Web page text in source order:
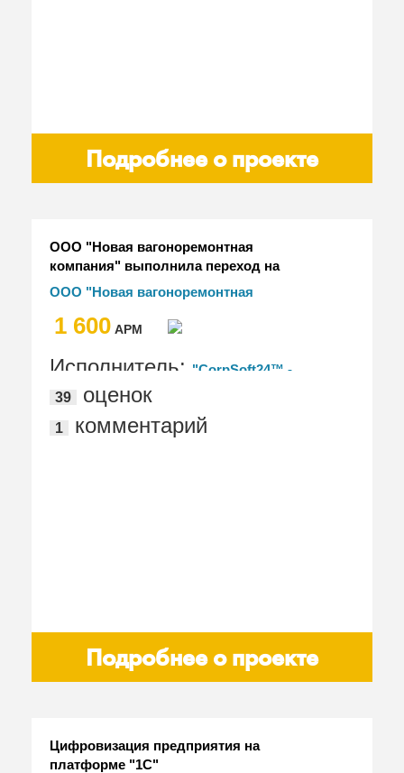
Подробнее о проекте
ООО "Новая вагоноремонтная
компания" выполнила переход на
новое решение ERP на базе "1С:ERP
Управление предприятием" с "1С:УПП"
ООО "Новая вагоноремонтная
1 600 АРМ
Исполнитель: "CorpSoft24™ -
корпоративные ИТ сервисы",
"Управление информацией"
39 оценок
1 комментарий
Подробнее о проекте
Цифровизация предприятия на
платформе "1С"